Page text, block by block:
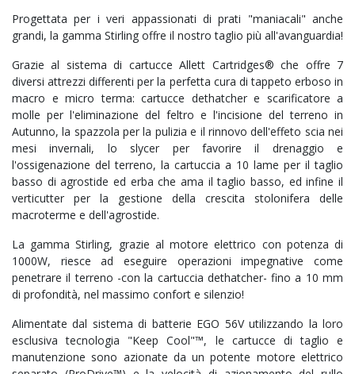
Progettata per i veri appassionati di prati "maniacali" anche
grandi, la gamma Stirling offre il nostro taglio più all'avanguardia!
Grazie al sistema di cartucce Allett Cartridges® che offre 7
diversi attrezzi differenti per la perfetta cura di tappeto erboso in
macro e micro terma: cartucce dethatcher e scarificatore a
molle per l'eliminazione del feltro e l'incisione del terreno in
Autunno, la spazzola per la pulizia e il rinnovo dell'effeto scia nei
mesi invernali, lo slycer per favorire il drenaggio e
l'ossigenazione del terreno, la cartuccia a 10 lame per il taglio
basso di agrostide ed erba che ama il taglio basso, ed infine il
verticutter per la gestione della crescita stolonifera delle
macroterme e dell'agrostide.
La gamma Stirling, grazie al motore elettrico con potenza di
1000W, riesce ad eseguire operazioni impegnative come
penetrare il terreno -con la cartuccia dethatcher- fino a 10 mm
di profondità, nel massimo confort e silenzio!
Alimentate dal sistema di batterie EGO 56V utilizzando la loro
esclusiva tecnologia "Keep Cool"™, le cartucce di taglio e
manutenzione sono azionate da un potente motore elettrico